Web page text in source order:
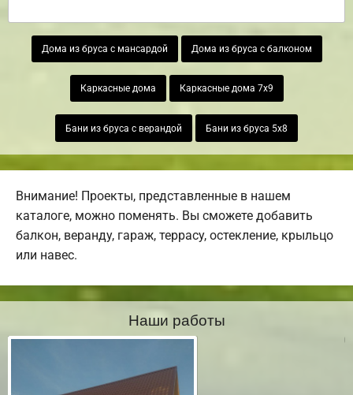
Дома из бруса с мансардой Дома из бруса с балконом
Каркасные дома Каркасные дома 7х9
Бани из бруса с верандой Бани из бруса 5х8
Внимание! Проекты, представленные в нашем
каталоге, можно поменять. Вы сможете добавить
балкон, веранду, гараж, террасу, остекление, крыльцо
или навес.
Наши работы